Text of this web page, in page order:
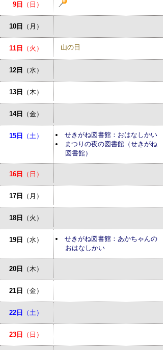
9日 （日）
10日 （月）
11日 （火） 山の日
12日 （水）
13日 （木）
14日 （金）
15日 （土）
せきがね図書館：おはなしかい
まつりの夜の図書館（せきがね
図書館）
16日 （日）
17日 （月）
18日 （火）
19日 （水）
せきがね図書館：あかちゃんの
おはなしかい
20日 （木）
21日 （金）
22日 （土）
23日 （日）